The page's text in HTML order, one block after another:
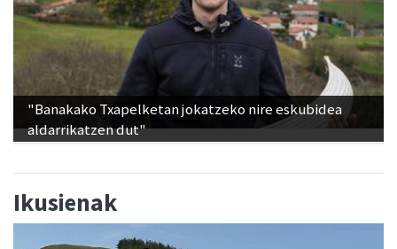
"Banakako Txapelketan jokatzeko nire eskubidea
aldarrikatzen dut"
Ikusienak